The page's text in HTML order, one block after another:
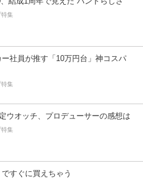
特集
ー社員が推す「10万円台」神コスパ
特集
ウオッチ、プロデューサーの感想は
特集
すぐに買えちゃう